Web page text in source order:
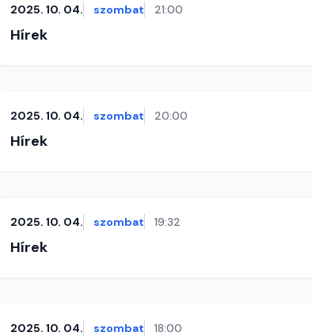
2025. 10. 04. szombat 21:00
Hírek
2025. 10. 04. szombat 20:00
Hírek
2025. 10. 04. szombat 19:32
Hírek
2025. 10. 04. szombat 18:00